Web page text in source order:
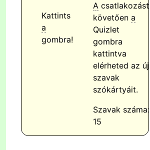
Kattints
a
gombra!
A csatlakozást
követően a
Quizlet
gombra
kattintva
elérheted az új
szavak
szókártyáit.
Szavak száma:
15